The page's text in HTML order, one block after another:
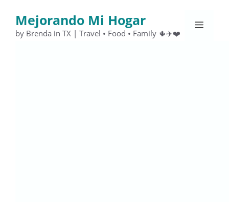
contenido
Mejorando Mi Hogar
by Brenda in TX | Travel • Food • Family 🌵✈️❤️
Menú